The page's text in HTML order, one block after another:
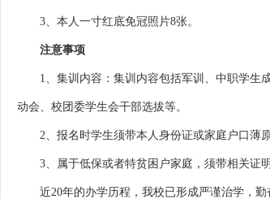
3、本人一寸红底免冠照片8张。
注意事项
1、集训内容：集训内容包括军训、中职学生成
动会、校团委学生会干部选拔等。
2、报名时学生须带本人身份证或家庭户口薄原
3、属于低保或者特贫困户家庭，须带相关证明
近20年的办学历程，我校已形成严谨治学，勤